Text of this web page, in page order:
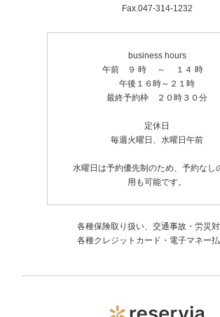
Fax.047-314-1232
business hours
午前 ９ 時 ～ １４ 時
午後１６時～２１時
最終予約枠 ２０時３０分
定休日
毎週火曜日、水曜日午前
水曜日は予約優先制のため、予約なし
用も可能です。
各種保険取り扱い、交通事故・労災
各種クレジットカード・電子マネー